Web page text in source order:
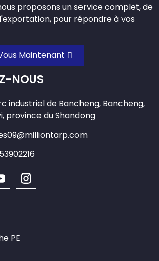
proposons un service complet, de
pour répondre à vos
Maintenant
NOUS
industriel de Bancheng, Bancheng,
province du Shandong
PE